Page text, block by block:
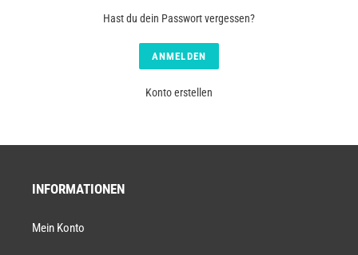
Hast du dein Passwort vergessen?
Konto erstellen
INFORMATIONEN
Mein Konto